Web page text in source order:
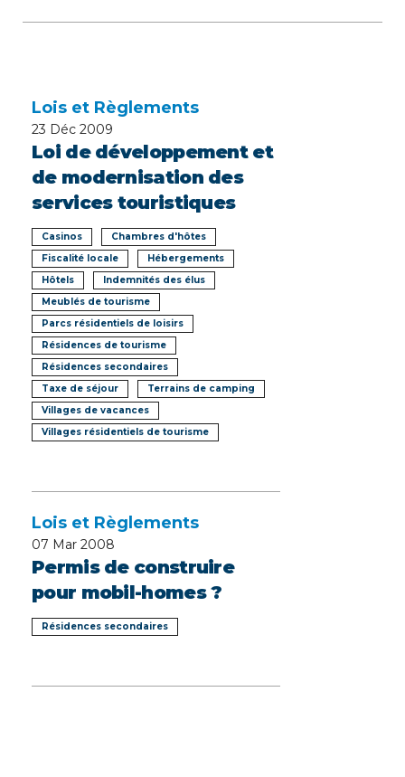
Lois et Règlements
23 Déc 2009
Loi de développement et
de modernisation des
services touristiques
Casinos
Chambres d'hôtes
Fiscalité locale
Hébergements
Hôtels
Indemnités des élus
Meublés de tourisme
Parcs résidentiels de loisirs
Résidences de tourisme
Résidences secondaires
Taxe de séjour
Terrains de camping
Villages de vacances
Villages résidentiels de tourisme
Lois et Règlements
07 Mar 2008
Permis de construire
pour mobil-homes ?
Résidences secondaires